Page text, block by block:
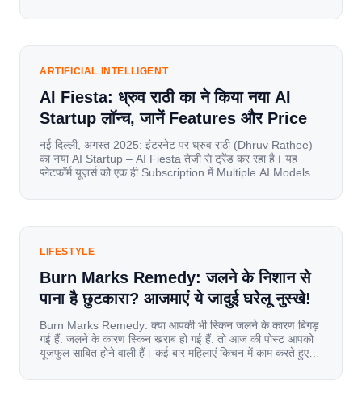
mobile data, affordable smartphones, and high-speed
has become a mobile-first market where consumers
ARTIFICIAL INTELLIGENT
AI Fiesta: ध्रुव राठी का ने किया नया AI
Startup लॉन्च, जानें Features और Price
नई दिल्ली, अगस्त 2025: इंटरनेट पर ध्रुव राठी (Dhruv Rathee)
का नया AI Startup – AI Fiesta तेजी से ट्रेंड कर रहा है। यह
प्लेटफॉर्म यूज़र्स को एक ही Subscription में Multiple AI Models
यूज़र्स का जबरदस्त रिस्पॉन्स लॉन्च के तुरंत […]
LIFESTYLE
Burn Marks Remedy: जलने के निशान से
पाना है छुटकारा? आजमाएं ये जादुई घरेलू नुस्खे!
Burn Marks Remedy: क्या आपकी भी स्किन जलने के कारण बिगड़
गई हैं. जलने के कारण स्किन खराब हो गई हैं. तो आज की पोस्ट आपको
यूजफुल साबित होने वाली हैं। कई बार महिलाएं किचन में काम करते हुए
[…]